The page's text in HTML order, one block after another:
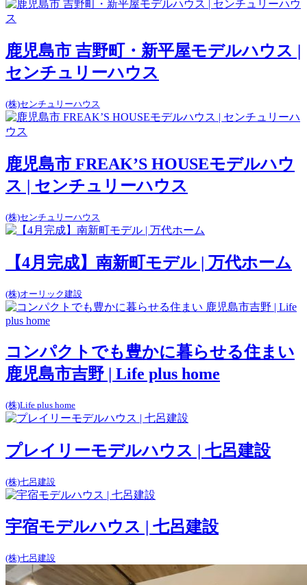
鹿児島市 吉野町・新平屋モデルハウス |
センチュリーハウス
(株)センチュリーハウス
鹿児島市 FREAK’S HOUSEモデルハウ
ス | センチュリーハウス
(株)センチュリーハウス
【4月完成】南新町モデル | 万代ホーム
(株)オーリック建設
コンパクトでも豊かに暮らせる住まい
鹿児島市吉野 | Life plus home
(株)Life plus home
プレイリーモデルハウス | 七呂建設
(株)七呂建設
宇宿モデルハウス | 七呂建設
(株)七呂建設